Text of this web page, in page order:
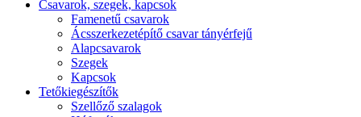
Csavarok, szegek, kapcsok
Famenetű csavarok
Ácsszerkezetépítő csavar tányérfejű
Alapcsavarok
Szegek
Kapcsok
Tetőkiegészítők
Szellőző szalagok